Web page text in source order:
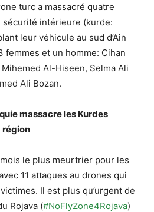
turc a massacré quatre
intérieure (kurde:
leur véhicule au sud d’Ain
femmes et un homme: Cihan
Al-Hiseen, Selma Ali
Ali Bozan.
massacre les Kurdes
région
le plus meurtrier pour les
11 attaques au drones qui
Il est plus qu’urgent de
Rojava (#NoFlyZone4Rojava)